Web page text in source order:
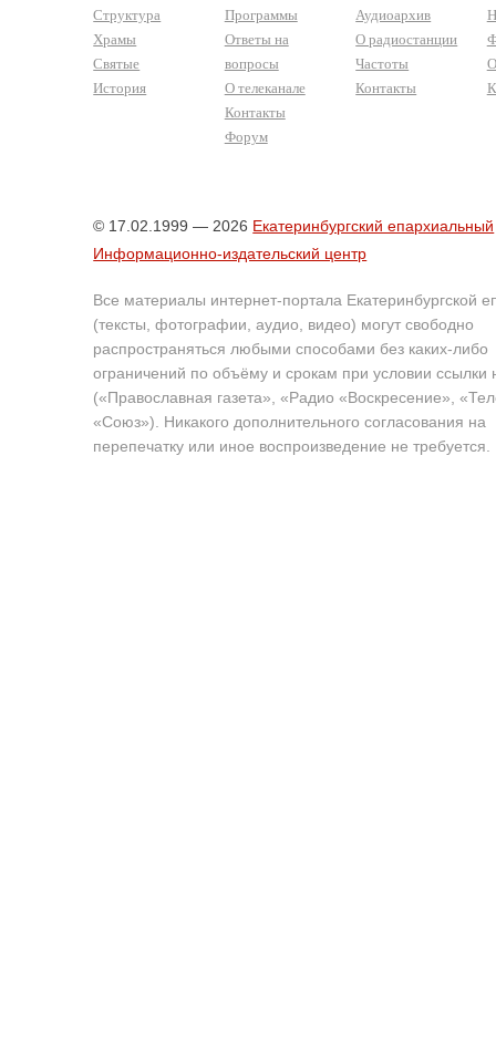
Структура
Храмы
Святые
История
Программы
Ответы на
вопросы
О телеканале
Контакты
Форум
Аудиоархив
О радиостанции
Частоты
Контакты
© 17.02.1999 — 2026 Екатеринбургский епархиальный
Информационно-издательский центр
Все материалы интернет-портала Екатеринбургской
(тексты, фотографии, аудио, видео) могут свободно
распространяться любыми способами без каких-либо
ограничений по объёму и срокам при условии ссылки
(«Православная газета», «Радио «Воскресение»,
«Союз»). Никакого дополнительного согласования на
перепечатку или иное воспроизведение не требуется.